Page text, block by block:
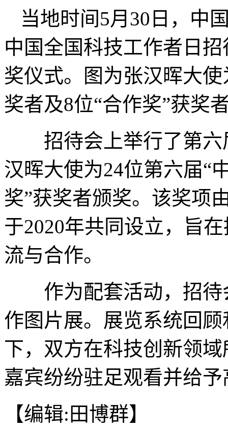
当地时间5月30日，中
中国全国科技工作者日
奖仪式。图为张汉晖大
奖者及8位“合作奖”获奖
招待会上举行了第六
汉晖大使为24位第六届“
奖”获奖者颁奖。该奖项
于2020年共同设立，旨
流与合作。
作为配套活动，招待
作图片展。展览系统回
下，双方在科技创新领
嘉宾纷纷驻足观看并给
【编辑:田博群】